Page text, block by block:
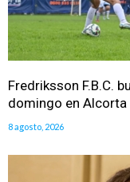
Fredriksson F.B.C.
domingo en Alcorta
8 agosto, 2026